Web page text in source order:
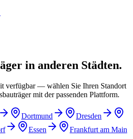
in anderen Städten.
verfügbar — wählen Sie Ihren Standort
mit der passenden Plattform.
Dortmund
Dresden
Essen Frankfurt am Main